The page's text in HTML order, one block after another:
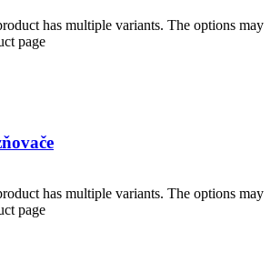
has multiple variants. The options may
page
has multiple variants. The options may
page